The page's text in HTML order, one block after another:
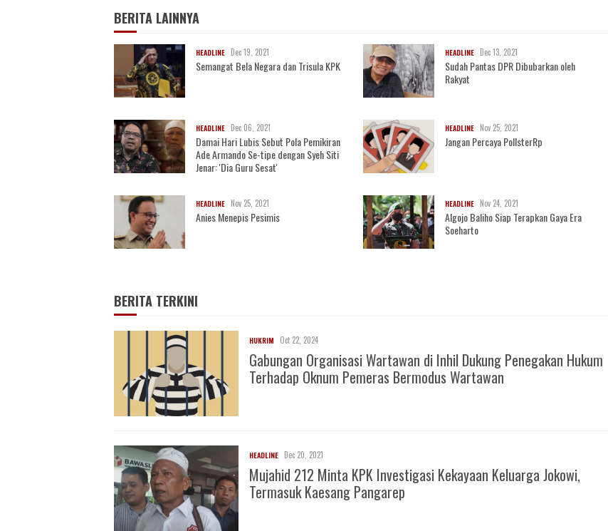
BERITA LAINNYA
HEADLINE Dec 19, 2021
Semangat Bela Negara dan Trisula KPK
HEADLINE Dec 13, 2021
Sudah Pantas DPR Dibubarkan oleh
Rakyat
HEADLINE Dec 06, 2021
Damai Hari Lubis Sebut Pola Pemikiran
Ade Armando Se-tipe dengan Syeh Siti
Jenar: 'Dia Guru Sesat'
HEADLINE Nov 25, 2021
Jangan Percaya PollsterRp
HEADLINE Nov 25, 2021
Anies Menepis Pesimis
HEADLINE Nov 24, 2021
Algojo Baliho Siap Terapkan Gaya Era
Soeharto
BERITA TERKINI
HUKRIM Oct 22, 2024
Gabungan Organisasi Wartawan di Inhil Dukung Penegakan Hukum
Terhadap Oknum Pemeras Bermodus Wartawan
HEADLINE Dec 20, 2021
Mujahid 212 Minta KPK Investigasi Kekayaan Keluarga Jokowi,
Termasuk Kaesang Pangarep